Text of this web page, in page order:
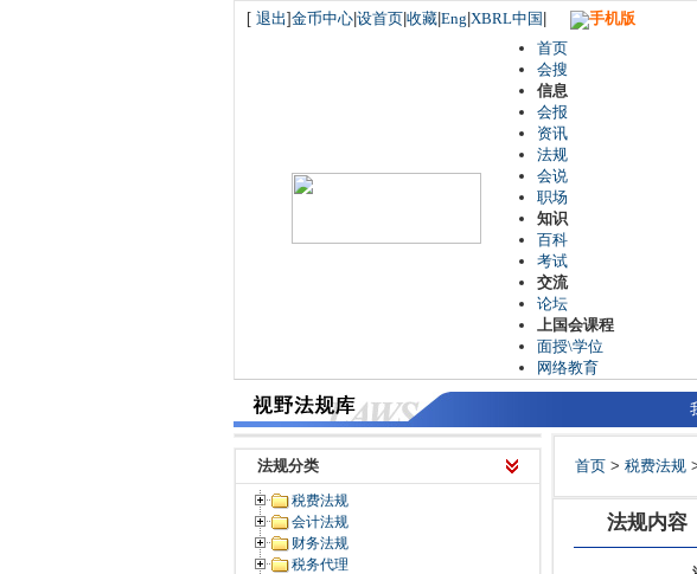
[ 退出]金币中心 设首页 收藏 Eng XBRL中国
手机版
首页
会搜
信息
会报
资讯
法规
会说
职场
知识
百科
考试
交流
论坛
上国会课程
面授\学位
网络教育
法规分类
税费法规
会计法规
财务法规
税务代理
首页 > 税费法规
法规内容